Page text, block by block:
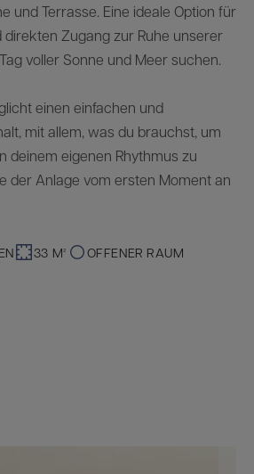
und Terrasse. Eine ideale Option für
direkten Zugang zur Ruhe unserer
voller Sonne und Meer suchen.
einen einfachen und
mit allem, was du brauchst, um
deinem eigenen Rhythmus zu
der Anlage vom ersten Moment an
33 M² OFFENER RAUM